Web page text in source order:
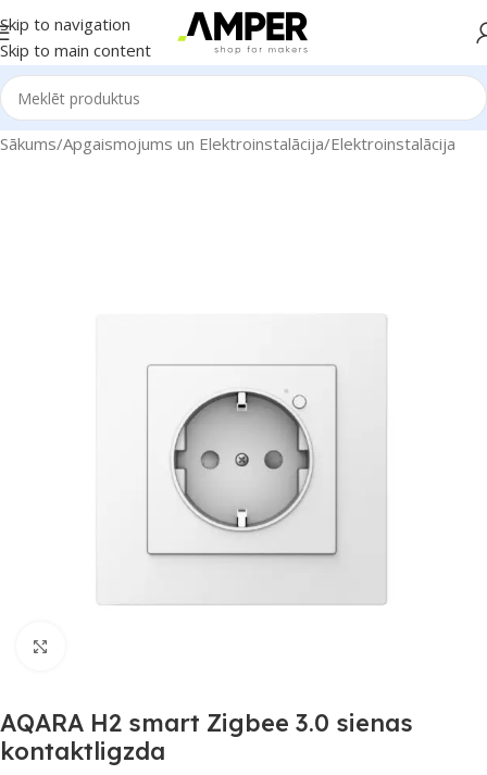
Skip to navigation
Skip to main content
Sākums/Apgaismojums un Elektroinstalācija/Elektroinstalācija
AQARA H2 smart Zigbee 3.0 sienas
kontaktligzda